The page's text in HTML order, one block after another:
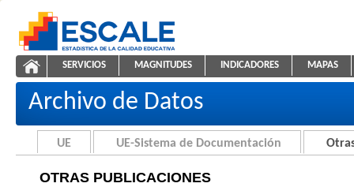
ESCALE - Unidad de Estadística Educativa
Otras Publicaciones
NAVEGACIÓN
SERVICIOS MAGNITUDES INDICADORES MAPAS
Archivo de Datos
UE UE-Sistema de Documentación
OTRAS PUBLICACIONES